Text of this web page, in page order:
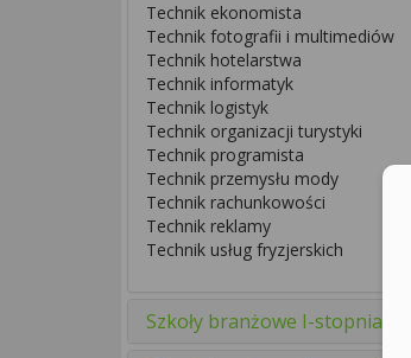
Technik ekonomista
Technik fotografii i multimediów
Technik hotelarstwa
Technik informatyk
Technik logistyk
Technik organizacji turystyki
Technik programista
Technik przemysłu mody
Technik rachunkowości
Technik reklamy
Technik usług fryzjerskich
Szkoły branżowe I-stopnia